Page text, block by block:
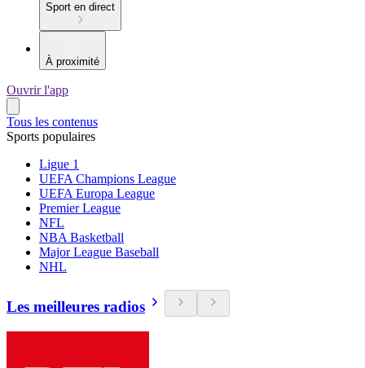
Sport en direct
À proximité
Ouvrir l'app
Tous les contenus
Sports populaires
Ligue 1
UEFA Champions League
UEFA Europa League
Premier League
NFL
NBA Basketball
Major League Baseball
NHL
Les meilleures radios